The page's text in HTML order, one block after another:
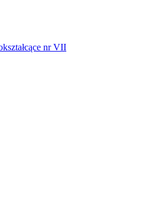
nr VII